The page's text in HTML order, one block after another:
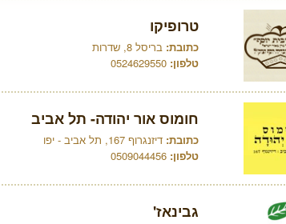
טרופיקו
כתובת: בריסל 8, שדרות
טלפון: 0524629550
חומוס אור יהודה- תל אביב
כתובת: דיזנגרוף 167, תל אביב - יפו
טלפון: 0509044456
גבינאז'